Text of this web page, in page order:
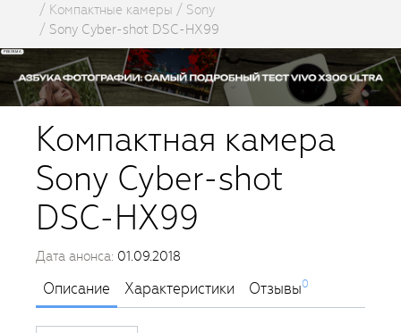
Компактные камеры
Sony
Sony Cyber-shot DSC-HX99
Компактная камера
Sony Cyber-shot
DSC-HX99
Дата анонса: 01.09.2018
Описание Характеристики Отзывы0